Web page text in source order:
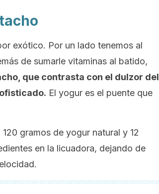
exótico. Por un lado tenemos al
de sumarle vitaminas al batido,
que contrasta con el dulzor del
El yogur es el puente que
gramos de yogur natural y 12
en la licuadora, dejando de